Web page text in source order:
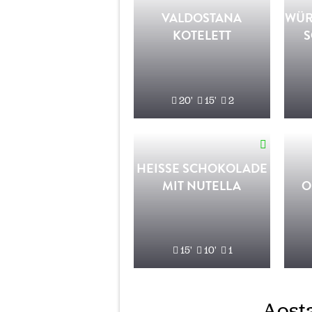
VALDOSTANA
KOTELETT
20' 15' 2
HEISSE SCHOKOLADE M
IT NUTELLA
15' 10' 1